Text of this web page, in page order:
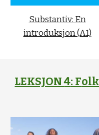
Substantiv: En
introduksjon (A1)
LEKSJON4: Folk